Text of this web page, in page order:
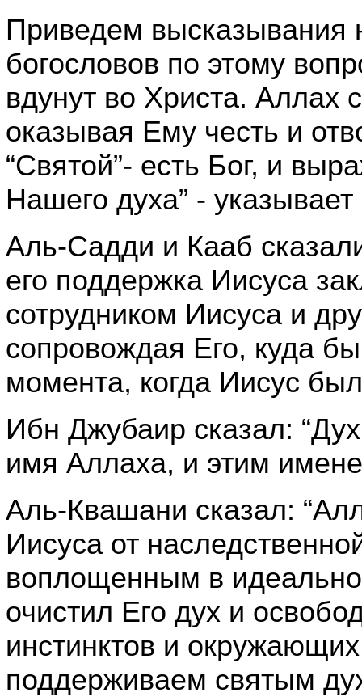
Приведем высказывания
богословов по этому
вдунут во Христа. Аллах
оказывая Ему честь и
“Святой”- есть Бог, и
Нашего духа” - указывает
Аль-Садди и Кааб
его поддержка Иисуса
сотрудником Иисуса и
сопровождая Его, куда
момента, когда Иисус
Ибн Джубаир сказал:
имя Аллаха, и этим
Аль-Квашани сказал:
Иисуса от
воплощенным в
очистил Его дух и
инстинктов и
поддерживаем святым